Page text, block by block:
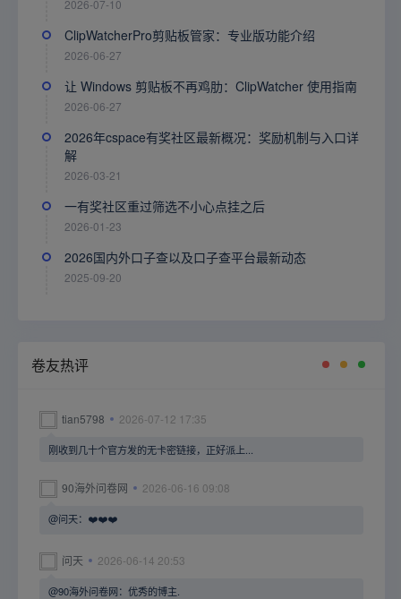
2026-07-10
ClipWatcherPro剪贴板管家：专业版功能介绍
2026-06-27
让 Windows 剪贴板不再鸡肋：ClipWatcher 使用指南
2026-06-27
2026年cspace有奖社区最新概况：奖励机制与入口详
解
2026-03-21
一有奖社区重过筛选不小心点挂之后
2026-01-23
2026国内外口子查以及口子查平台最新动态
2025-09-20
卷友热评
tian5798 2026-07-12 17:35
刚收到几十个官方发的无卡密链接，正好派上...
90海外问卷网 2026-06-16 09:08
@问天：❤️❤️❤️
问天 2026-06-14 20:53
@90海外问卷网：优秀的博主.